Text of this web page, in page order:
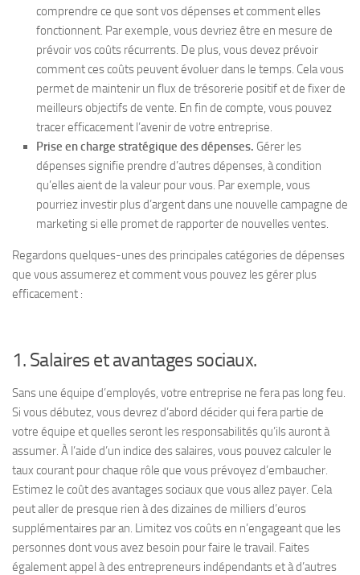
comprendre ce que sont vos dépenses et comment elles
fonctionnent. Par exemple, vous devriez être en mesure de
prévoir vos coûts récurrents. De plus, vous devez prévoir
comment ces coûts peuvent évoluer dans le temps. Cela vous
permet de maintenir un flux de trésorerie positif et de fixer de
meilleurs objectifs de vente. En fin de compte, vous pouvez
tracer efficacement l’avenir de votre entreprise.
Prise en charge stratégique des dépenses. Gérer les
dépenses signifie prendre d’autres dépenses, à condition
qu’elles aient de la valeur pour vous. Par exemple, vous
pourriez investir plus d’argent dans une nouvelle campagne de
marketing si elle promet de rapporter de nouvelles ventes.
Regardons quelques-unes des principales catégories de dépenses
que vous assumerez et comment vous pouvez les gérer plus
efficacement :
1. Salaires et avantages sociaux.
Sans une équipe d’employés, votre entreprise ne fera pas long feu.
Si vous débutez, vous devrez d’abord décider qui fera partie de
votre équipe et quelles seront les responsabilités qu’ils auront à
assumer. À l’aide d’un indice des salaires, vous pouvez calculer le
taux courant pour chaque rôle que vous prévoyez d’embaucher.
Estimez le coût des avantages sociaux que vous allez payer. Cela
peut aller de presque rien à des dizaines de milliers d’euros
supplémentaires par an. Limitez vos coûts en n’engageant que les
personnes dont vous avez besoin pour faire le travail. Faites
également appel à des entrepreneurs indépendants et à d’autres